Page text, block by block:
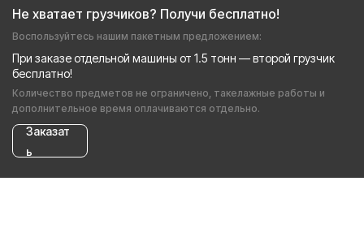
Не хватает грузчиков? Получи бесплатно!
Воспользуйтесь нашим пакетным предложением:
При заказе отдельной машины от 1.5 тонн — второй грузчик
бесплатно!
Количество предметов не ограничено, такелажные работы и
дополнительное время оплачиваются отдельно.
Заказат
ь